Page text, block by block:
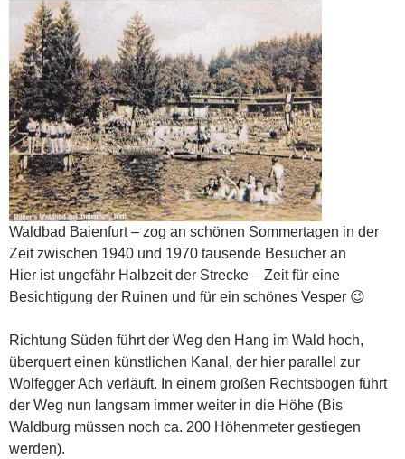
Waldbad Baienfurt – zog an schönen Sommertagen in der
Zeit zwischen 1940 und 1970 tausende Besucher an
Hier ist ungefähr Halbzeit der Strecke – Zeit für eine
Besichtigung der Ruinen und für ein schönes Vesper 😉
Richtung Süden führt der Weg den Hang im Wald hoch,
überquert einen künstlichen Kanal, der hier parallel zur
Wolfegger Ach verläuft. In einem großen Rechtsbogen führt
der Weg nun langsam immer weiter in die Höhe (Bis
Waldburg müssen noch ca. 200 Höhenmeter gestiegen
werden).